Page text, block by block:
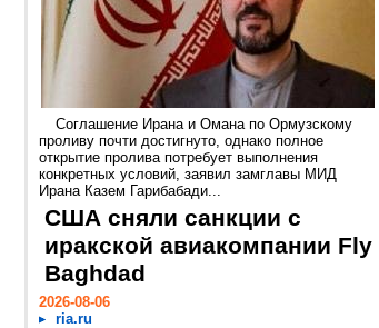
Соглашение Ирана и Омана по Ормузскому
проливу почти достигнуто, однако полное
открытие пролива потребует выполнения
конкретных условий, заявил замглавы МИД
Ирана Казем Гарибабади...
США сняли санкции с
иракской авиакомпании Fly
Baghdad
2026-08-06
ria.ru